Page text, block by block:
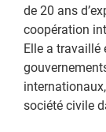
de 20 ans
coopération
Elle a travaillé
société civile